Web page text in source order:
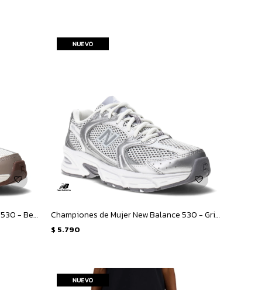
Championes de Mujer New Balance 530 - Beige - Marron Championes de Mujer New Balance 530 - Gris Metalizado
$ 5.790